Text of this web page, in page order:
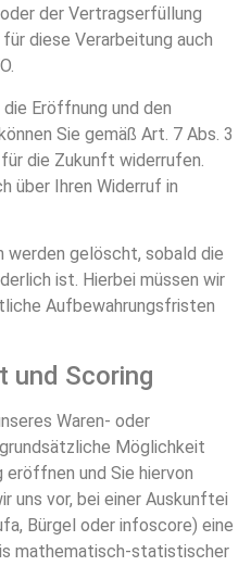
der Vertragserfüllung
diese Verarbeitung auch
Eröffnung und den
Sie gemäß Art. 7 Abs. 3
die Zukunft widerrufen.
über Ihren Widerruf in
werden gelöscht, sobald die
ist. Hierbei müssen wir
Aufbewahrungsfristen
und Scoring
Waren- oder
Möglichkeit
eröffnen und Sie hiervon
uns vor, bei einer Auskunftei
Bürgel oder infoscore) eine
mathematisch-statistischer